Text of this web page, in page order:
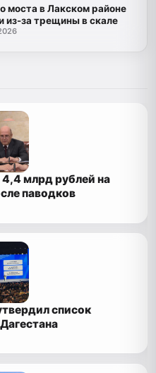
моста в Лакском районе
из-за трещины в скале
4,4 млрд рублей на
паводков
список